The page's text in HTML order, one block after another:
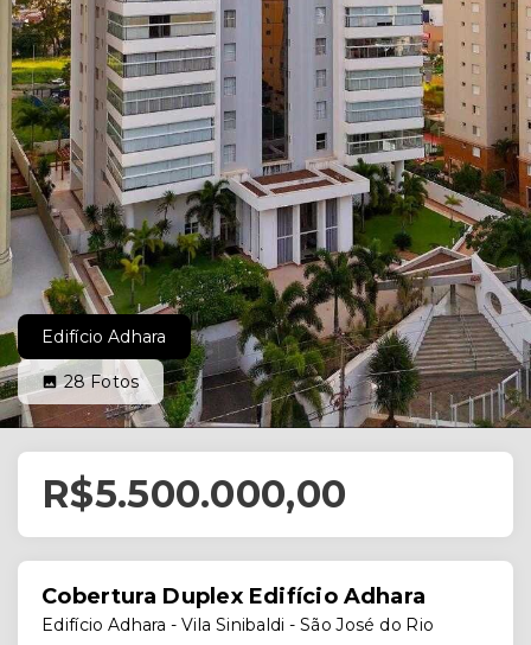
Edifício Adhara
28Fotos
R$5.500.000,00
Cobertura Duplex Edifício Adhara
Edifício Adhara -Vila Sinibaldi - São José do Rio